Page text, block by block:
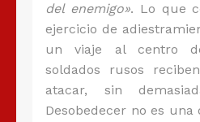
del enemigo». Lo que
ejercicio de
un viaje al centro
soldados rusos
atacar, sin
Desobedecer no es